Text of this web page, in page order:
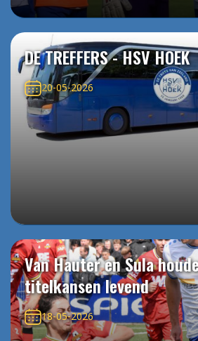
DE TREFFERS - HSV HOEK
20-05-2026
Van Hauter en Sula
titelkansen levend
18-05-2026